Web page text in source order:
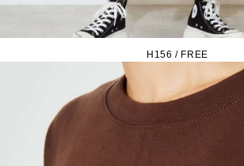
H156 / FREE